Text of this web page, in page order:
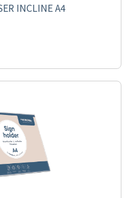
INCLINE A4